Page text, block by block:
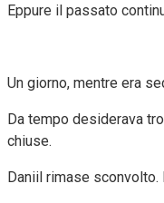
Eppure il passato
Un giorno, mentre era
Da tempo desiderava
chiuse.
Daniil rimase sconvolto.